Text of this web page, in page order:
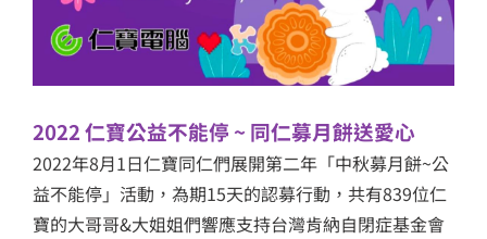
2022 仁寶公益不能停 ~ 同仁募月餅送愛心
2022年8月1日仁寶同仁們展開第二年「中秋募月餅~公
益不能停」活動，為期15天的認募行動，共有839位仁
寶的大哥哥&大姐姐們響應支持台灣肯納自閉症基金會